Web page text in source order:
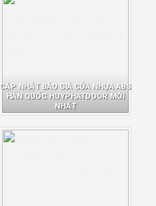
CẬP NHẬT BÁO GIÁ CỬA NHỰA ABS
HÀN QUỐC HUYPHATDOOR MỚI
NHẤT